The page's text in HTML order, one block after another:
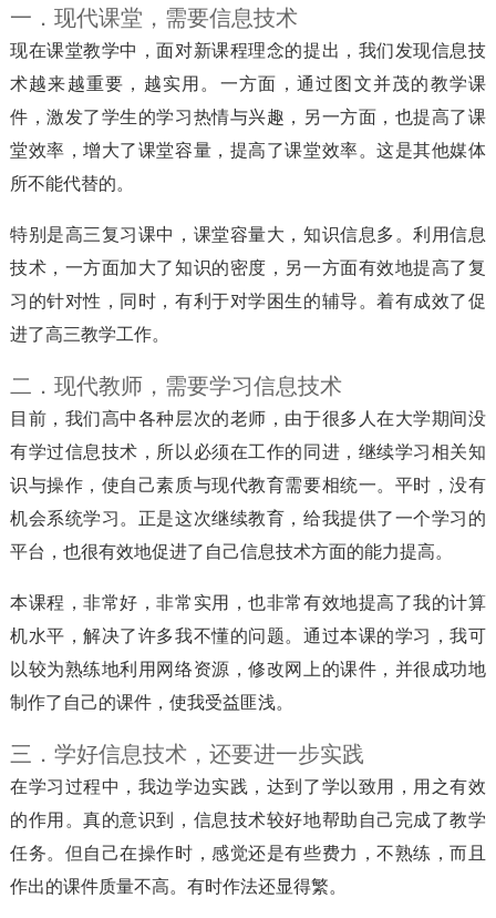
一．现代课堂，需要信息技术
现在课堂教学中，面对新课程理念的提出，我们发现信息技
术越来越重要，越实用。一方面，通过图文并茂的教学课
件，激发了学生的学习热情与兴趣，另一方面，也提高了课
堂效率，增大了课堂容量，提高了课堂效率。这是其他媒体
所不能代替的。
特别是高三复习课中，课堂容量大，知识信息多。利用信息
技术，一方面加大了知识的密度，另一方面有效地提高了复
习的针对性，同时，有利于对学困生的辅导。着有成效了促
进了高三教学工作。
二．现代教师，需要学习信息技术
目前，我们高中各种层次的老师，由于很多人在大学期间没
有学过信息技术，所以必须在工作的同进，继续学习相关知
识与操作，使自己素质与现代教育需要相统一。平时，没有
机会系统学习。正是这次继续教育，给我提供了一个学习的
平台，也很有效地促进了自己信息技术方面的能力提高。
本课程，非常好，非常实用，也非常有效地提高了我的计算
机水平，解决了许多我不懂的问题。通过本课的学习，我可
以较为熟练地利用网络资源，修改网上的课件，并很成功地
制作了自己的课件，使我受益匪浅。
三．学好信息技术，还要进一步实践
在学习过程中，我边学边实践，达到了学以致用，用之有效
的作用。真的意识到，信息技术较好地帮助自己完成了教学
任务。但自己在操作时，感觉还是有些费力，不熟练，而且
作出的课件质量不高。有时作法还显得繁。